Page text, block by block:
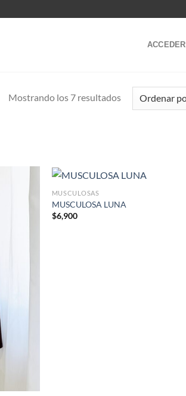
ACCEDER
Mostrando los 7 resultadosOrdenado
por
MUSCULOSAS
MUSCULOSA LUNA
$6,900